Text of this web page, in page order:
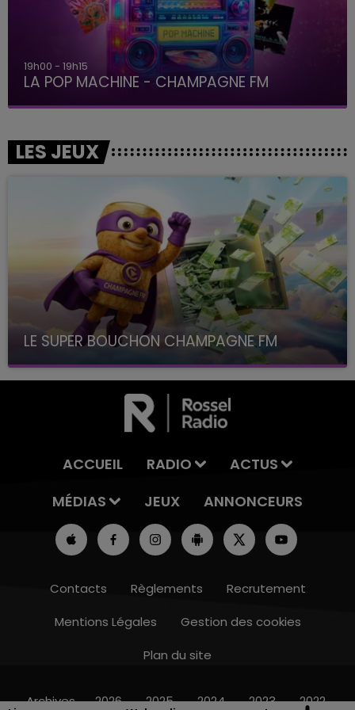
19h00 - 19h15
LA POP MACHINE - CHAMPAGNE FM
LES JEUX
LE SUPER BOUCHON CHAMPAGNE FM
avec La Famille Champagne FM, à 8H10
ACCUEIL RADIO
ACTUS
MÉDIAS
JEUX ANNONCEURS
Contacts Règlements
Recrutement
Mentions Légales
Gestion des cookies
Plan du site
Archives 2026 2025 2024 2023 2022